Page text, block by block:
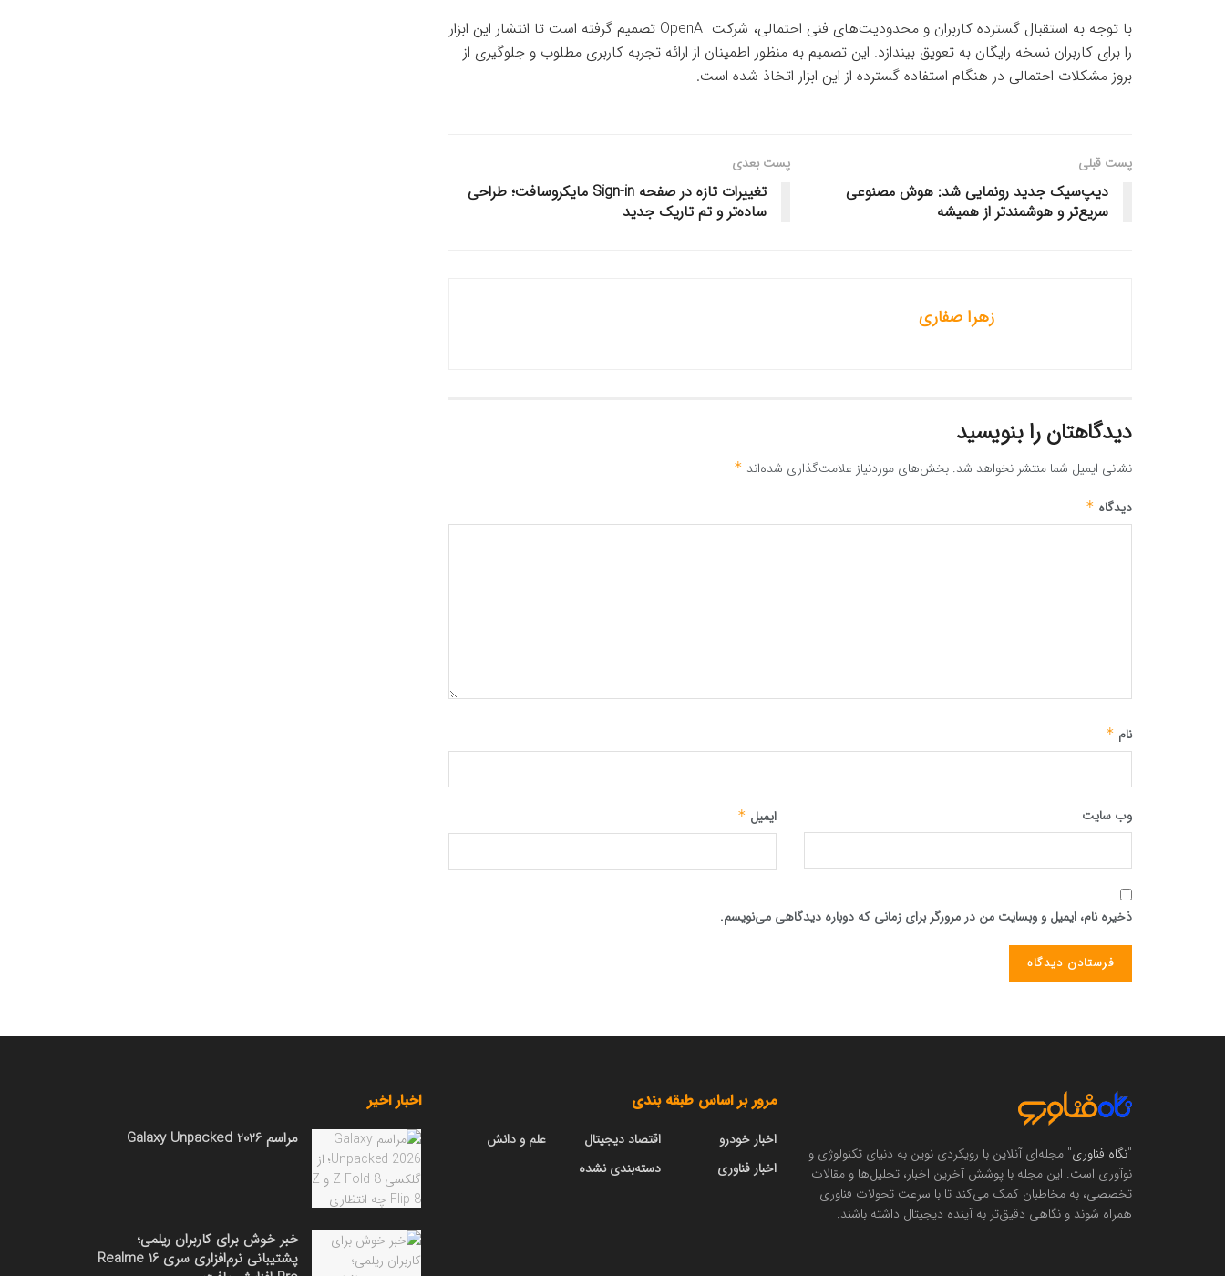
با توجه به استقبال گسترده کاربران و محدودیت‌های فنی احتمالی، شرکت OpenAI تصمیم گرفته است تا انتشار این ابزار
را برای کاربران نسخه رایگان به تعویق بیندازد. این تصمیم به منظور اطمینان از ارائه تجربه کاربری مطلوب و جلوگیری از
بروز مشکلات احتمالی در هنگام استفاده گسترده از این ابزار اتخاذ شده است.
پست قبلی
دیپ‌سیک جدید رونمایی شد: هوش مصنوعی
سریع‌تر و هوشمندتر از همیشه
پست بعدی
تغییرات تازه در صفحه Sign-in مایکروسافت؛ طراحی
ساده‌تر و تم تاریک جدید
زهرا صفاری
دیدگاهتان را بنویسید
نشانی ایمیل شما منتشر نخواهد شد. بخش‌های موردنیاز علامت‌گذاری شده‌اند *
دیدگاه *
نام *
ایمیل * وب‌ سایت
ذخیره نام، ایمیل و وبسایت من در مرورگر برای زمانی که دوباره دیدگاهی می‌نویسم.
"نگاه فناوری" مجله‌ای آنلاین با رویکردی نوین به دنیای تکنولوژی و
نوآوری است. این مجله با پوشش آخرین اخبار، تحلیل‌ها و مقالات
تخصصی، به مخاطبان کمک می‌کند تا با سرعت تحولات فناوری
همراه شوند و نگاهی دقیق‌تر به آینده دیجیتال داشته باشند.
مرور بر اساس طبقه بندی
اخبار خودرو
اخبار فناوری
اقتصاد دیجیتال
دسته‌بندی نشده
علم و دانش
اخبار اخیر
مراسم Galaxy Unpacked 2026
خبر خوش برای کاربران ریلمی؛
پشتیبانی نرم‌افزاری سری Realme 16